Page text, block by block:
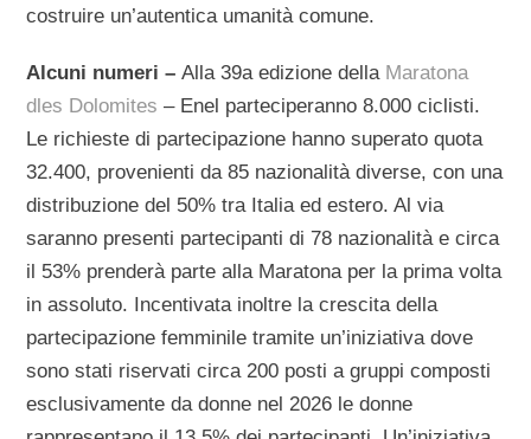
costruire un’autentica umanità comune.
Alcuni numeri –Alla 39a edizione della Maratona
dles Dolomites – Enel parteciperanno 8.000 ciclisti.
Le richieste di partecipazione hanno superato quota
32.400, provenienti da 85 nazionalità diverse, con una
distribuzione del 50% tra Italia ed estero. Al via
saranno presenti partecipanti di 78 nazionalità e circa
il 53% prenderà parte alla Maratona per la prima volta
in assoluto. Incentivata inoltre la crescita della
partecipazione femminile tramite un’iniziativa dove
sono stati riservati circa 200 posti a gruppi composti
esclusivamente da donne nel 2026 le donne